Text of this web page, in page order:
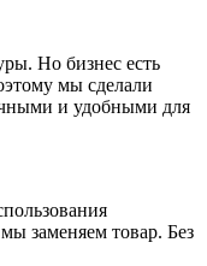
Но бизнес есть
мы сделали
и удобными для
заменяем товар. Без